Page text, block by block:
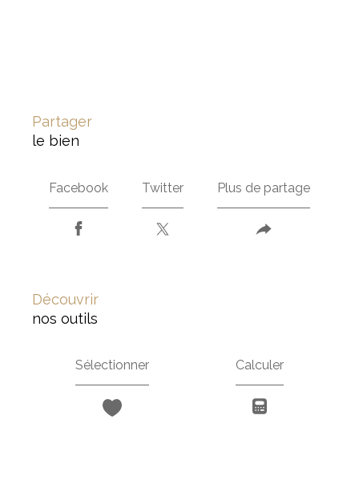
partager
le bien
Facebook Twitter Plus de partage
découvrir
nos outils
Sélectionner Calculer